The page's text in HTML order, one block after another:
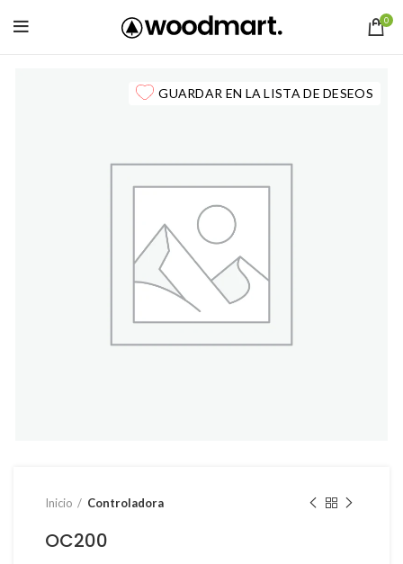
0
GUARDAR EN LA LISTA DE DESEOS
Inicio Controladora
OC200